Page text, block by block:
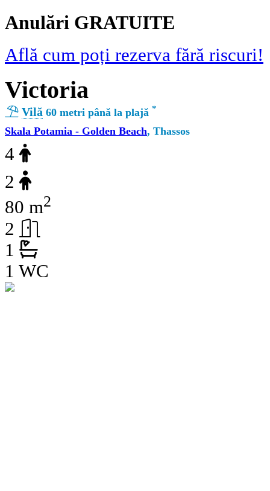
Αnulări GRATUITE
Află cum poți rezerva fără riscuri!
Victoria
Vilă 60 metri până la plajă *
Skala Potamia - Golden Beach, Thassos
4
2
80 m2
2
1
1 WC